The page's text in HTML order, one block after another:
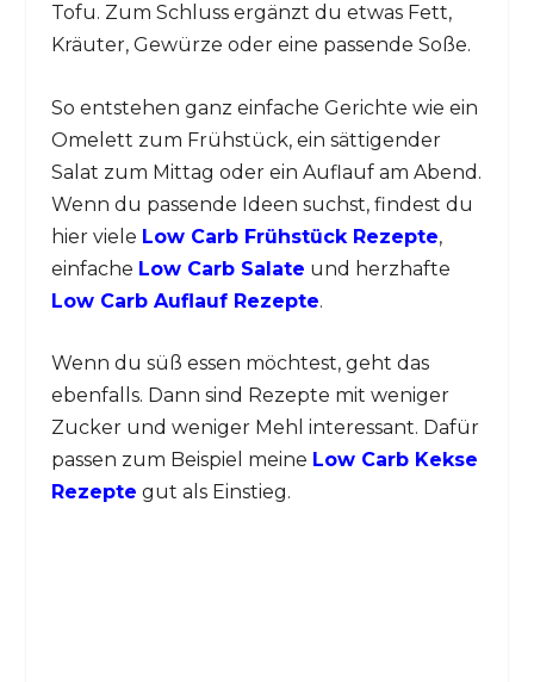
Tofu. Zum Schluss ergänzt du etwas Fett,
Kräuter, Gewürze oder eine passende Soße.
So entstehen ganz einfache Gerichte wie ein
Omelett zum Frühstück, ein sättigender
Salat zum Mittag oder ein Auflauf am Abend.
Wenn du passende Ideen suchst, findest du
hier viele Low Carb Frühstück Rezepte,
einfache Low Carb Salate und herzhafte
Low Carb Auflauf Rezepte.
Wenn du süß essen möchtest, geht das
ebenfalls. Dann sind Rezepte mit weniger
Zucker und weniger Mehl interessant. Dafür
passen zum Beispiel meine Low Carb Kekse
Rezepte gut als Einstieg.